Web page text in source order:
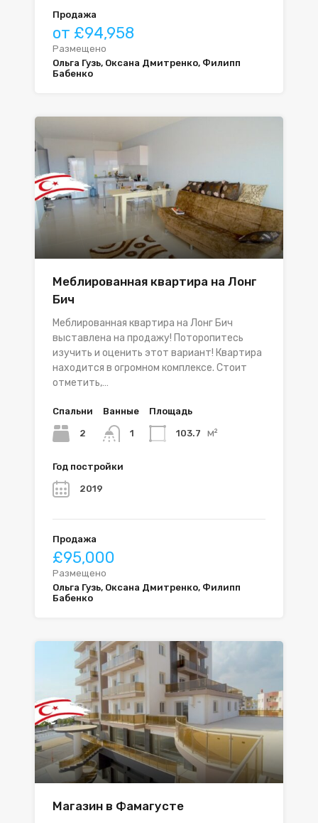
Продажа
от £94,958
Размещено
Ольга Гузь, Оксана Дмитренко, Филипп
Бабенко
Меблированная квартира на Лонг
Бич
Меблированная квартира на Лонг Бич
выставлена на продажу! Поторопитесь
изучить и оценить этот вариант! Квартира
находится в огромном комплексе. Стоит
отметить,…
Спальни
2
Ванные
1
Площадь
103.7 м²
Год постройки
2019
Продажа
£95,000
Размещено
Ольга Гузь, Оксана Дмитренко, Филипп
Бабенко
Магазин в Фамагусте